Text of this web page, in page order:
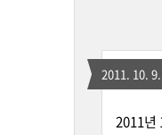
2011. 10.
2011년